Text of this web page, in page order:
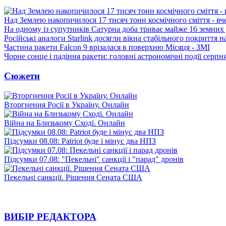
Над Землею накопичилося 17 тисяч тонн космічного сміття -
На одному із супутників Сатурна доба триває майже 16 земних
Російські аналоги Starlink досягли вікна стабільного покриття
Частина ракети Falcon 9 врізалася в поверхню Місяця - ЗМІ
Чорне сонце і падіння ракети: головні астрономічні події
Сюжети
Вторгнення Росії в Україну. Онлайн
Війна на Близькому Сході. Онлайн
Підсумки 08.08: Patriot буде і мінус два НПЗ
Підсумки 07.08: "Пекельні" санкції і "парад" дронів
Пекельні санкції. Рішення Сената США
ВИБІР РЕДАКТОРА